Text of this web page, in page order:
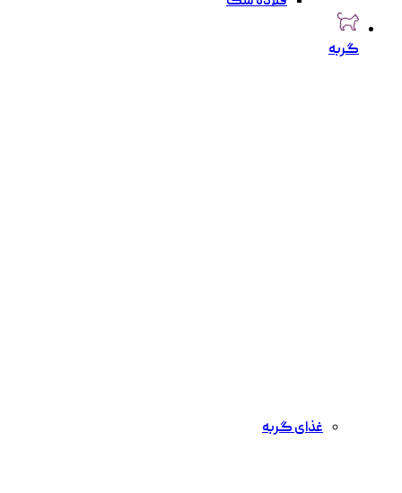
گربه
غذای گربه